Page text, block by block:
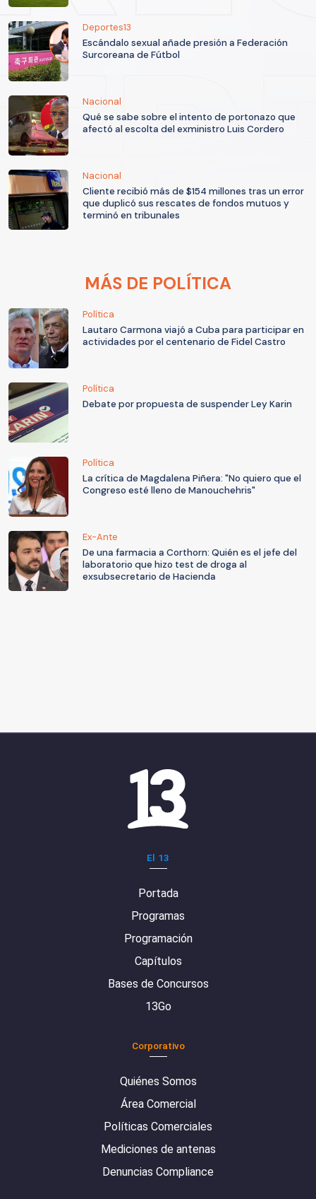
Deportes13
Escándalo sexual añade presión a Federación
Surcoreana de Fútbol
Nacional
Qué se sabe sobre el intento de portonazo que
afectó al escolta del exministro Luis Cordero
Nacional
Cliente recibió más de $154 millones tras un error
que duplicó sus rescates de fondos mutuos y
terminó en tribunales
MÁS DE POLÍTICA
Política
Lautaro Carmona viajó a Cuba para participar en
actividades por el centenario de Fidel Castro
Política
Debate por propuesta de suspender Ley Karin
Política
La crítica de Magdalena Piñera: "No quiero que el
Congreso esté lleno de Manouchehris"
Ex-Ante
De una farmacia a Corthorn: Quién es el jefe del
laboratorio que hizo test de droga al
exsubsecretario de Hacienda
El 13
Portada
Programas
Programación
Capítulos
Bases de Concursos
13Go
Corporativo
Quiénes Somos
Área Comercial
Políticas Comerciales
Mediciones de antenas
Denuncias Compliance